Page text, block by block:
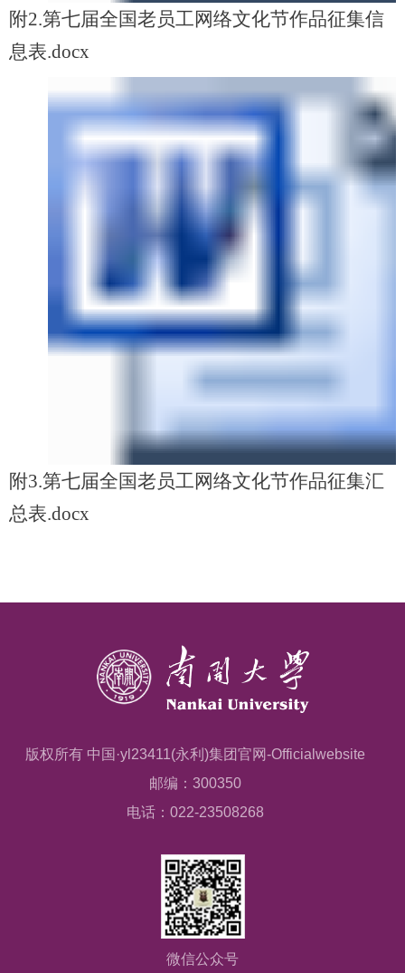
附2.第七届全国老员工网络文化节作品征集信
息表.docx
附3.第七届全国老员工网络文化节作品征集汇
总表.docx
版权所有 中国·yl23411(永利)集团官网-Officialwebsite
邮编：300350
电话：022-23508268
微信公众号